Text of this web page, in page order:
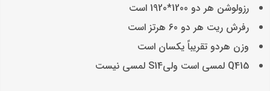
رزولوشن هر دو 1200*1920 است
رفرش ریت هر دو 60 هرتز است
وزن هردو تقریباً یکسان است
Q415 لمسی است ولیS14 لمسی نیست